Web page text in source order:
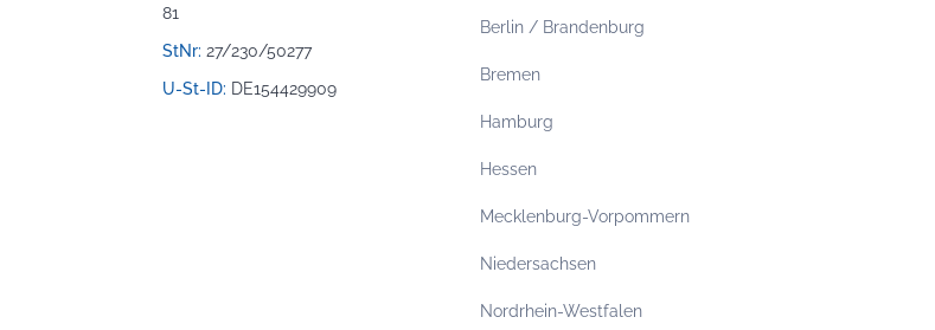
81
StNr: 27/230/50277
U-St-ID: DE154429909
Berlin / Brandenburg
Bremen
Hamburg
Hessen
Mecklenburg-Vorpommern
Niedersachsen
Nordrhein-Westfalen